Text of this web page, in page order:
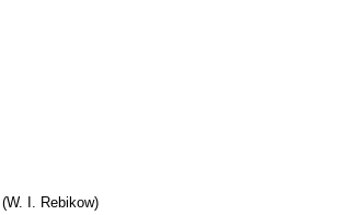
I. Rebikow)